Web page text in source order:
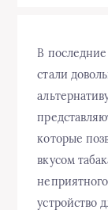
В последние
стали
которые
вкусом
устройство